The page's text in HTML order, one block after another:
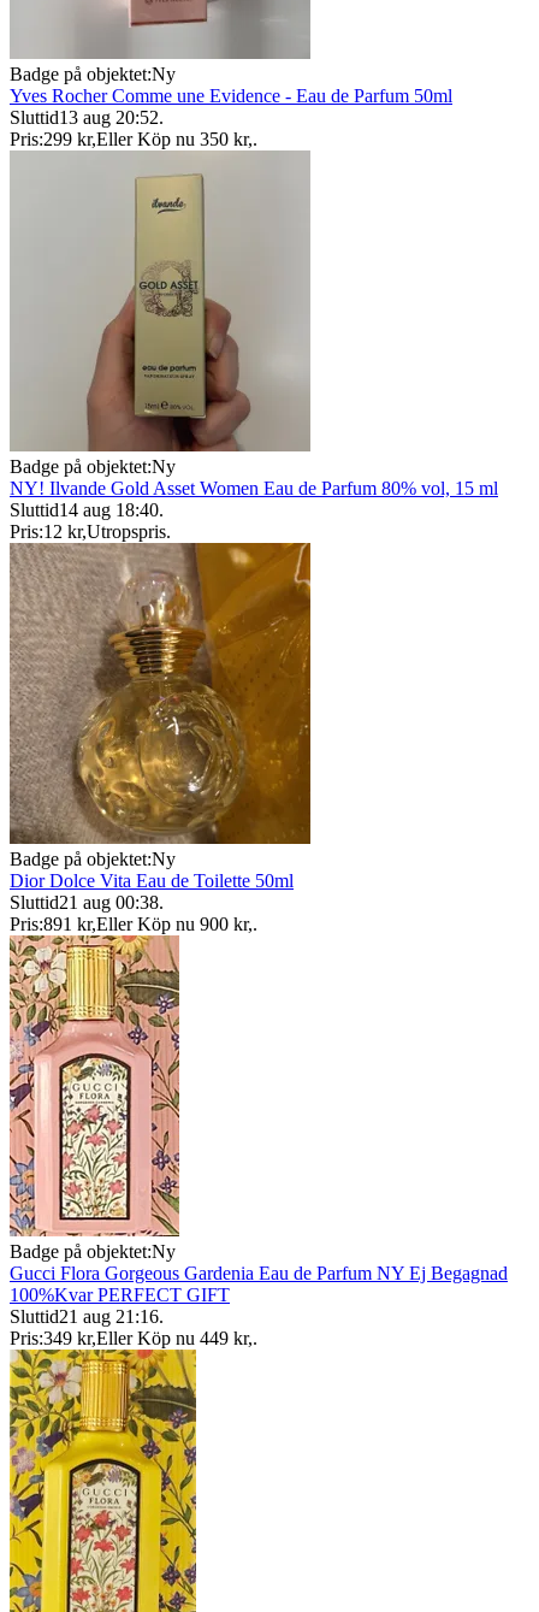
Badge på objektet:Ny
Yves Rocher Comme une Evidence - Eau de Parfum 50ml
Sluttid13 aug 20:52.
Pris:299 kr,Eller Köp nu 350 kr,.
Badge på objektet:Ny
NY! Ilvande Gold Asset Women Eau de Parfum 80% vol, 15 ml
Sluttid14 aug 18:40.
Pris:12 kr,Utropspris.
Badge på objektet:Ny
Dior Dolce Vita Eau de Toilette 50ml
Sluttid21 aug 00:38.
Pris:891 kr,Eller Köp nu 900 kr,.
Badge på objektet:Ny
Gucci Flora Gorgeous Gardenia Eau de Parfum NY Ej Begagnad
100%Kvar PERFECT GIFT
Sluttid21 aug 21:16.
Pris:349 kr,Eller Köp nu 449 kr,.